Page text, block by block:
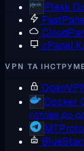
Plesk
cPanel
VPN ТА
Docker
готове до